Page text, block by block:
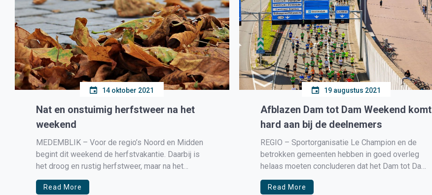
14 oktober 2021
Nat en onstuimig herfstweer na het
weekend
MEDEMBLIK – Voor de regio’s Noord en Midden
begint dit weekend de herfstvakantie. Daarbij is
het droog en rustig herfstweer, maar na het
weekend neemt de kans op regen toe en wakkert
de wind flink aan. Koud is het niet en tijdens
Read More
19 augustus 2021
Afblazen Dam tot Dam Weekend komt
hard aan bij de deelnemers
REGIO – Sportorganisatie Le Champion en de
betrokken gemeenten hebben in goed overleg
helaas moeten concluderen dat het Dam tot Dam
Weekend op 18 en 19 september opnieuw niet
door kan gaan. Aanleiding zijn de meest actuele
Read More